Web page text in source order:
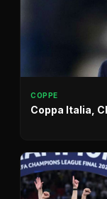
COPPE
Coppa Italia,